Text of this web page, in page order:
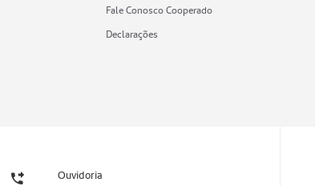
Fale Conosco Cooperado
Declarações
Ouvidoria